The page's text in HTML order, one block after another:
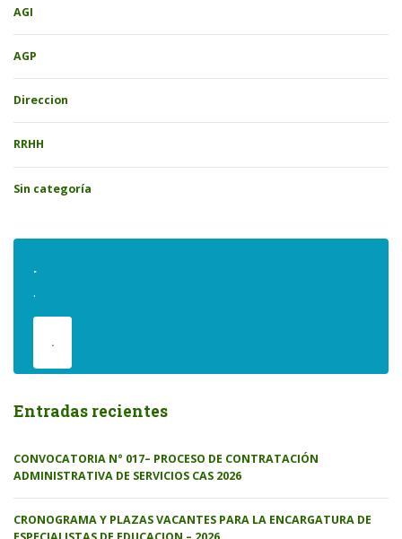
AGI
AGP
Direccion
RRHH
Sin categoría
.
.
.
Entradas recientes
CONVOCATORIA N° 017– PROCESO DE CONTRATACIÓN
ADMINISTRATIVA DE SERVICIOS CAS 2026
CRONOGRAMA Y PLAZAS VACANTES PARA LA ENCARGATURA DE